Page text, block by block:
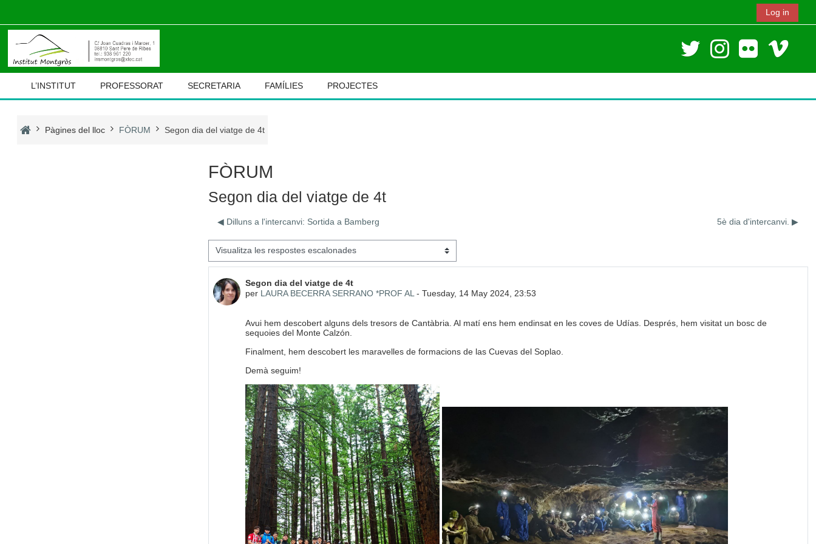
Log in
L’INSTITUT PROFESSORAT SECRETARIA FAMÍLIES PROJECTES
Pàgines del lloc FÒRUM Segon dia del viatge de 4t
FÒRUM
Segon dia del viatge de 4t
◀︎ Dilluns a l'intercanvi: Sortida a Bamberg 5è dia d'intercanvi. ▶︎
Mode de visualització
Segon dia del viatge de 4t
per LAURA BECERRA SERRANO *PROF AL - Tuesday, 14 May 2024, 23:53
Nombre de respostes: 0
Avui hem descobert alguns dels tresors de Cantàbria. Al matí ens hem endinsat en les coves de Udías. Després, hem visitat un bosc de
sequoies del Monte Calzón.
Finalment, hem descobert les maravelles de formacions de las Cuevas del Soplao.
Demà seguim!